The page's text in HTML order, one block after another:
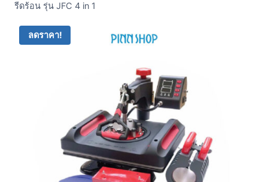
รีดร้อน รุ่น JFC 4 in 1
ลดราคา!